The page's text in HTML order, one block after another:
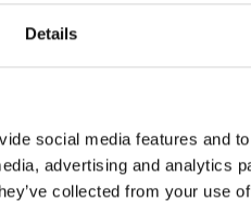
Details
social media features and
advertising and analytics
collected from your use